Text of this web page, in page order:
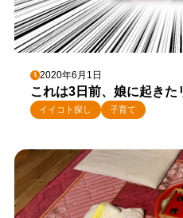
2020年6月1日
これは3日前、娘に起きた
イイコト探し
子育て